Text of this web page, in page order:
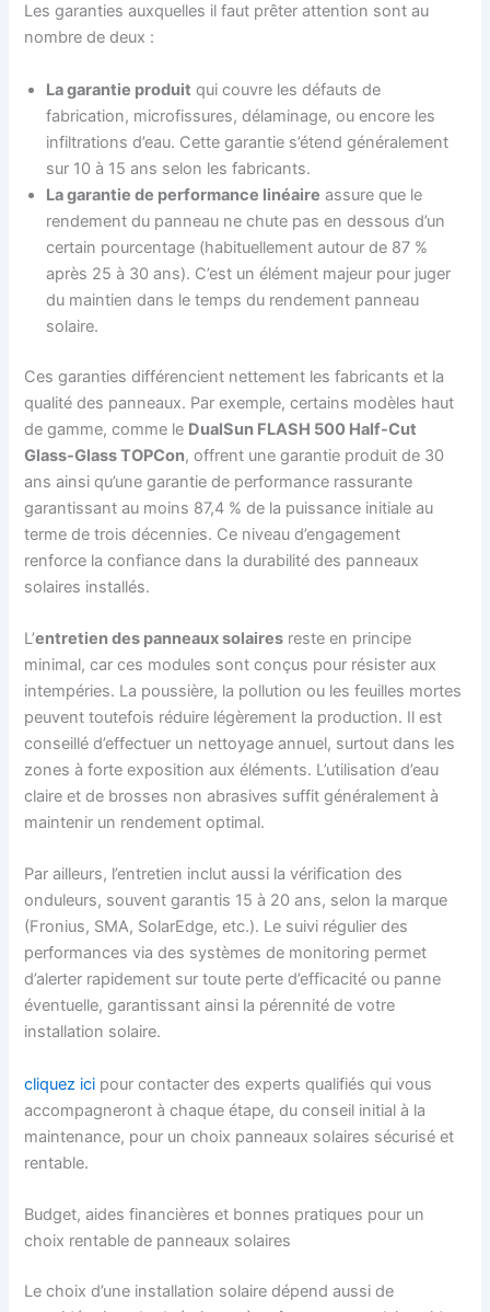
Les garanties auxquelles il faut prêter attention sont au
nombre de deux :
La garantie produit qui couvre les défauts de
fabrication, microfissures, délaminage, ou encore les
infiltrations d’eau. Cette garantie s’étend généralement
sur 10 à 15 ans selon les fabricants.
La garantie de performance linéaire assure que le
rendement du panneau ne chute pas en dessous d’un
certain pourcentage (habituellement autour de 87 %
après 25 à 30 ans). C’est un élément majeur pour juger
du maintien dans le temps du rendement panneau
solaire.
Ces garanties différencient nettement les fabricants et la
qualité des panneaux. Par exemple, certains modèles haut
de gamme, comme le DualSun FLASH 500 Half-Cut
Glass-Glass TOPCon, offrent une garantie produit de 30
ans ainsi qu’une garantie de performance rassurante
garantissant au moins 87,4 % de la puissance initiale au
terme de trois décennies. Ce niveau d’engagement
renforce la confiance dans la durabilité des panneaux
solaires installés.
L’entretien des panneaux solaires reste en principe
minimal, car ces modules sont conçus pour résister aux
intempéries. La poussière, la pollution ou les feuilles mortes
peuvent toutefois réduire légèrement la production. Il est
conseillé d’effectuer un nettoyage annuel, surtout dans les
zones à forte exposition aux éléments. L’utilisation d’eau
claire et de brosses non abrasives suffit généralement à
maintenir un rendement optimal.
Par ailleurs, l’entretien inclut aussi la vérification des
onduleurs, souvent garantis 15 à 20 ans, selon la marque
(Fronius, SMA, SolarEdge, etc.). Le suivi régulier des
performances via des systèmes de monitoring permet
d’alerter rapidement sur toute perte d’efficacité ou panne
éventuelle, garantissant ainsi la pérennité de votre
installation solaire.
cliquez ici pour contacter des experts qualifiés qui vous
accompagneront à chaque étape, du conseil initial à la
maintenance, pour un choix panneaux solaires sécurisé et
rentable.
Budget, aides financières et bonnes pratiques pour un
choix rentable de panneaux solaires
Le choix d’une installation solaire dépend aussi de